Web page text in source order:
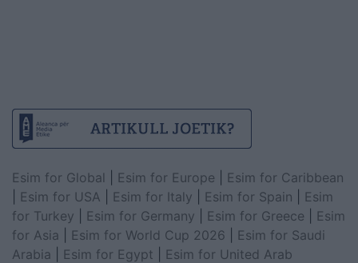
Esim for Global Esim for Europe
Esim for Caribbean
Esim for USA Esim for Italy Esim for Spain
Esim
for Turkey
Esim for Germany Esim for Greece
Esim
for Asia
Esim for World Cup 2026
Esim for Saudi
Arabia
Esim for Egypt
Esim for United Arab